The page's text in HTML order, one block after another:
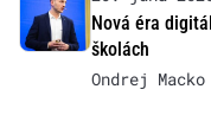
Nová éra
školách
Ondrej Macko